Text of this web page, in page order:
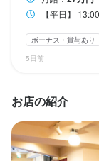
【平日】 13:00〜22:30（シフト制・休憩あり
ボーナス・賞与あり
5日前
お店の紹介
収入例
入社3年・34歳、年
※経験とスキルを
※給与に含まれる
入社2年・27歳、年
入社3年・31歳、
※経験とスキルを
◎交通費支給
※給与に含まれる
入社2年・23歳、年
入社3年・25歳、年
※経験とスキルを